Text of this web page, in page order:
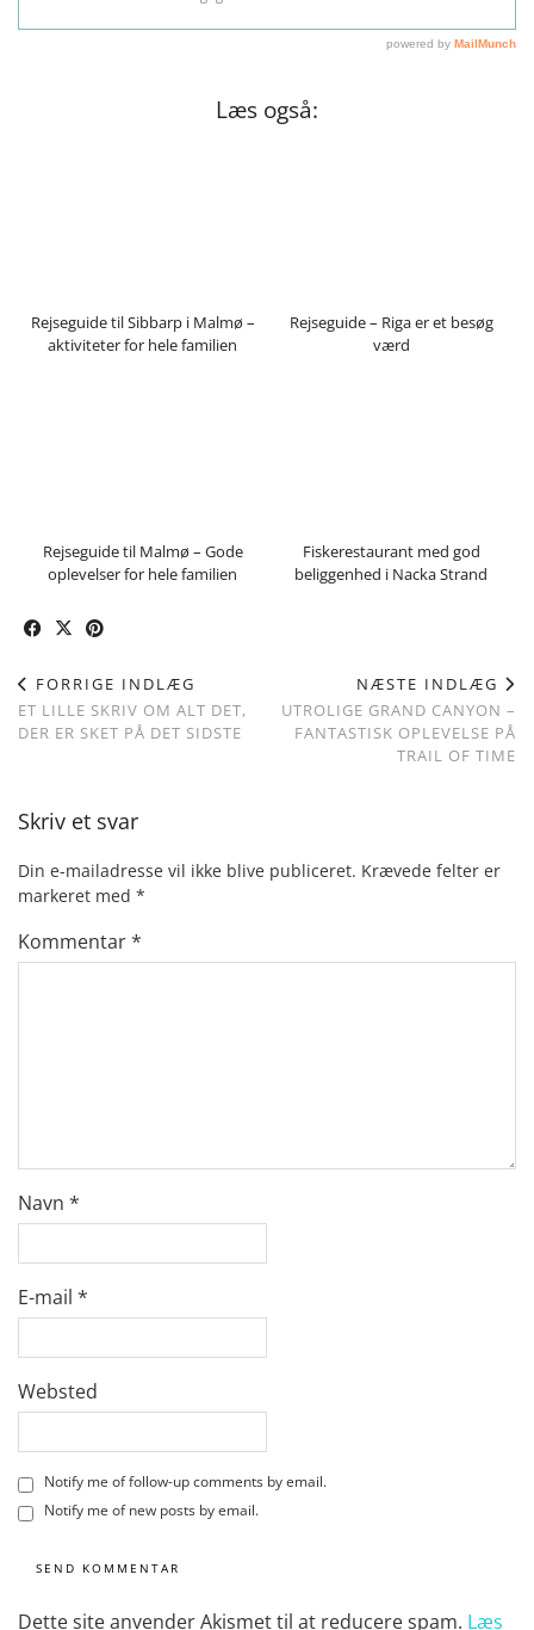
Læs også:
Rejseguide til Sibbarp i Malmø –
aktiviteter for hele familien
Rejseguide – Riga er et besøg
værd
Rejseguide til Malmø – Gode
oplevelser for hele familien
Fiskerestaurant med god
beliggenhed i Nacka Strand
FORRIGE INDLÆG
ET LILLE SKRIV OM ALT DET,
DER ER SKET PÅ DET SIDSTE
NÆSTE INDLÆG
UTROLIGE GRAND CANYON –
FANTASTISK OPLEVELSE PÅ
TRAIL OF TIME
Skriv et svar
Din e-mailadresse vil ikke blive publiceret. Krævede felter er
markeret med *
Kommentar*
Navn *
E-mail *
Websted
Notify me of follow-up comments by email.
Notify me of new posts by email.
Dette site anvender Akismet til at reducere spam. Læs